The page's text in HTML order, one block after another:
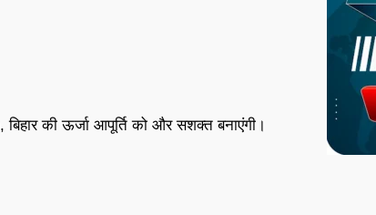
, बिहार की ऊर्जा आपूर्ति को और सशक्त बनाएंगी।